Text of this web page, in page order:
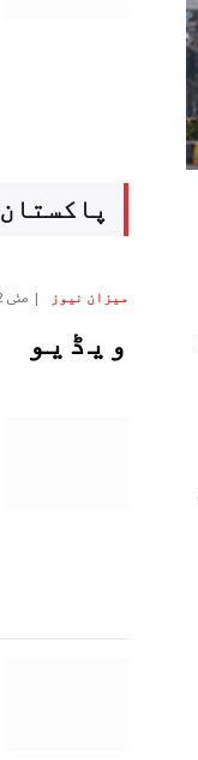
پاکستان
میزان نیوز مئی 12, 2026
ویڈیو